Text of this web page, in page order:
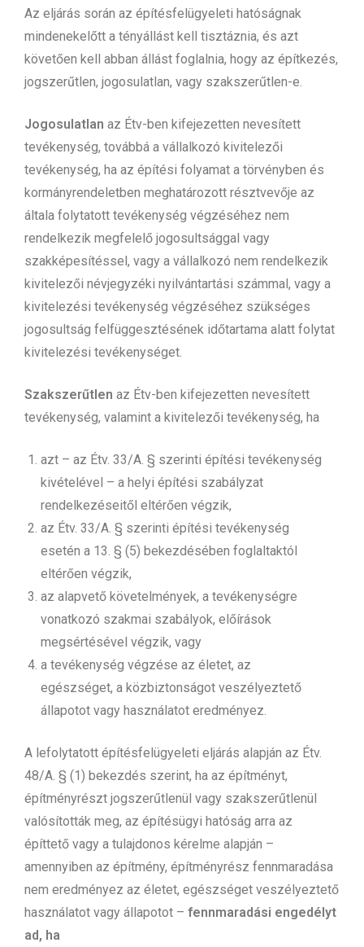
Az eljárás során az építésfelügyeleti hatóságnak
mindenekelőtt a tényállást kell tisztáznia, és azt
követően kell abban állást foglalnia, hogy az építkezés,
jogszerűtlen, jogosulatlan, vagy szakszerűtlen-e.
Jogosulatlan az Étv-ben kifejezetten nevesített
tevékenység, továbbá a vállalkozó kivitelezői
tevékenység, ha az építési folyamat a törvényben és
kormányrendeletben meghatározott résztvevője az
általa folytatott tevékenység végzéséhez nem
rendelkezik megfelelő jogosultsággal vagy
szakképesítéssel, vagy a vállalkozó nem rendelkezik
kivitelezői névjegyzéki nyilvántartási számmal, vagy a
kivitelezési tevékenység végzéséhez szükséges
jogosultság felfüggesztésének időtartama alatt folytat
kivitelezési tevékenységet.
Szakszerűtlen az Étv-ben kifejezetten nevesített
tevékenység, valamint a kivitelezői tevékenység, ha
azt – az Étv. 33/A. § szerinti építési tevékenység
kivételével – a helyi építési szabályzat
rendelkezéseitől eltérően végzik,
az Étv. 33/A. § szerinti építési tevékenység
esetén a 13. § (5) bekezdésében foglaltaktól
eltérően végzik,
az alapvető követelmények, a tevékenységre
vonatkozó szakmai szabályok, előírások
megsértésével végzik, vagy
a tevékenység végzése az életet, az
egészséget, a közbiztonságot veszélyeztető
állapotot vagy használatot eredményez.
A lefolytatott építésfelügyeleti eljárás alapján az Étv.
48/A. § (1) bekezdés szerint, ha az építményt,
építményrészt jogszerűtlenül vagy szakszerűtlenül
valósították meg, az építésügyi hatóság arra az
építtető vagy a tulajdonos kérelme alapján –
amennyiben az építmény, építményrész fennmaradása
nem eredményez az életet, egészséget veszélyeztető
használatot vagy állapotot – fennmaradási engedélyt
ad, ha